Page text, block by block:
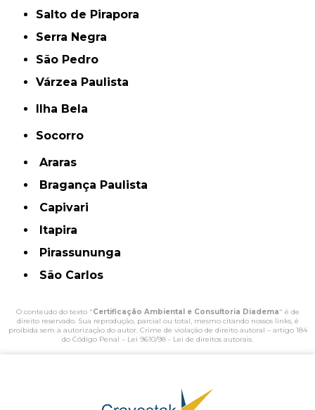
Salto de Pirapora
Serra Negra
São Pedro
Várzea Paulista
Ilha Bela
Socorro
Araras
Bragança Paulista
Capivari
Itapira
Pirassununga
São Carlos
O conteúdo do texto "Certificação Ambiental e Consultoria Diadema" é de
direito reservado. Sua reprodução, parcial ou total, mesmo citando nossos links, é
proibida sem a autorização do autor. Crime de violação de direito autoral – artigo 184
do Código Penal – Lei 9610/98 - Lei de direitos autorais.